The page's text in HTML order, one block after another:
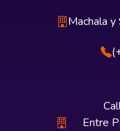
Machala
Entre